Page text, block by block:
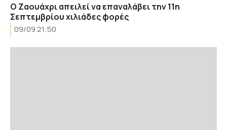
Ο Ζαουάχρι απειλεί να επαναλάβει την 11η
Σεπτεμβρίου χιλιάδες φορές
09/09 21:50